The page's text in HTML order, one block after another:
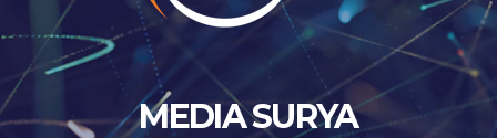
MEDIA SURYA